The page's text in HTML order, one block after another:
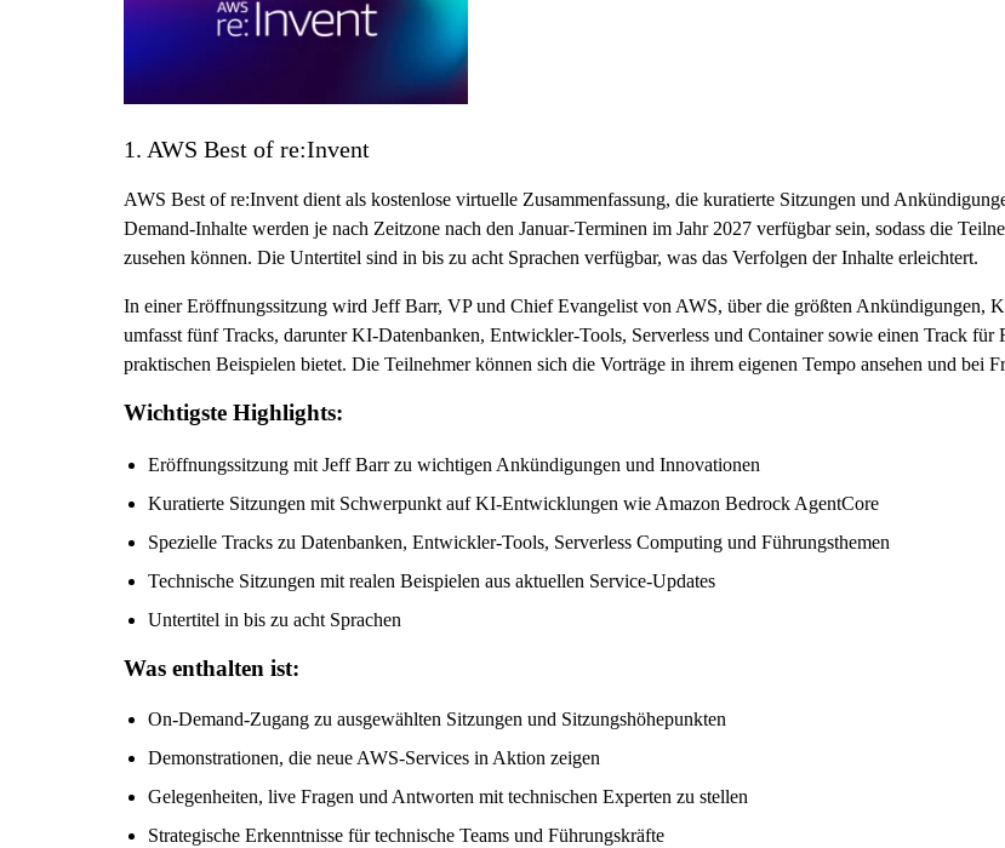
1. AWS Best of re:Invent
AWS Best of re:Invent dient als kostenlose virtuelle Zusammenfassung, die kuratierte Sitzungen und
Demand-Inhalte werden je nach Zeitzone nach den Januar-Terminen im Jahr 2027 verfügbar sein, sodass die
zusehen können. Die Untertitel sind in bis zu acht Sprachen verfügbar, was das Verfolgen der Inhalte erleichtert.
In einer Eröffnungssitzung wird Jeff Barr, VP und Chief Evangelist von AWS, über die größten Ankündigungen,
umfasst fünf Tracks, darunter KI-Datenbanken, Entwickler-Tools, Serverless und Container sowie einen Track
praktischen Beispielen bietet. Die Teilnehmer können sich die Vorträge in ihrem eigenen Tempo ansehen und bei
Wichtigste Highlights:
Eröffnungssitzung mit Jeff Barr zu wichtigen Ankündigungen und Innovationen
Kuratierte Sitzungen mit Schwerpunkt auf KI-Entwicklungen wie Amazon Bedrock AgentCore
Spezielle Tracks zu Datenbanken, Entwickler-Tools, Serverless Computing und Führungsthemen
Technische Sitzungen mit realen Beispielen aus aktuellen Service-Updates
Untertitel in bis zu acht Sprachen
Was enthalten ist:
On-Demand-Zugang zu ausgewählten Sitzungen und Sitzungshöhepunkten
Demonstrationen, die neue AWS-Services in Aktion zeigen
Gelegenheiten, live Fragen und Antworten mit technischen Experten zu stellen
Strategische Erkenntnisse für technische Teams und Führungskräfte